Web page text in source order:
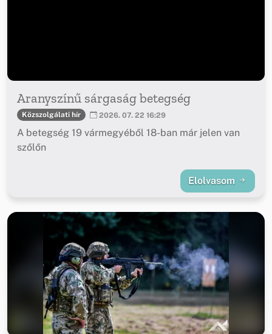
Aranyszínű sárgaság betegség
Közszolgálati hír 2026. 07. 22 16:29
A betegség 19 vármegyéből 18-ban már jelen van
szőlőn
Elolvasom